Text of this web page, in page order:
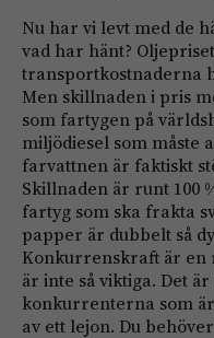
Nu har vi levt med de
vad har hänt?
transportkostnaderna
Men skillnaden i pris
som fartygen på
miljödiesel som måste
farvattnen är faktiskt
Skillnaden är runt 100
fartyg som ska frakta
papper är dubbelt så
Konkurrenskraft är en
är inte så viktiga. Det
konkurrenterna som
av ett lejon. Du